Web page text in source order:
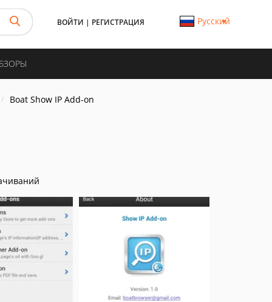
ВОЙТИ | РЕГИСТРАЦИЯ Русский
Boat Show IP Add-on